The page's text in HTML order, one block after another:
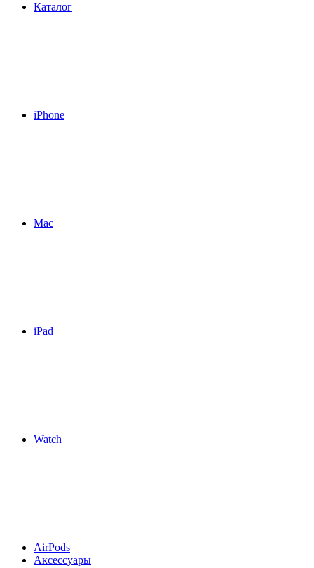
Каталог
iPhone
Mac
iPad
Watch
AirPods
Аксессуары